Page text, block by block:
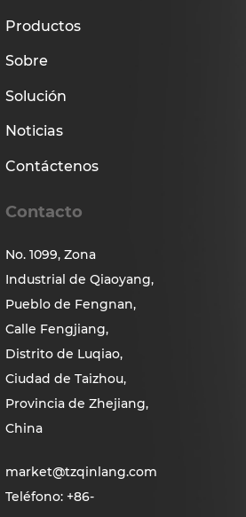
Productos
Sobre
Solución
Noticias
Contáctenos
Contacto
No. 1099, Zona
Industrial de Qiaoyang,
Pueblo de Fengnan,
Calle Fengjiang,
Distrito de Luqiao,
Ciudad de Taizhou,
Provincia de Zhejiang,
China
market@tzqinlang.com
Teléfono: +86-